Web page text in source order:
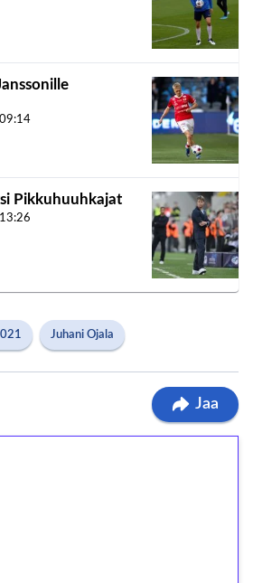
09:14
Pikkuhuuhkajat
13:26
Juhani Ojala
Jaa